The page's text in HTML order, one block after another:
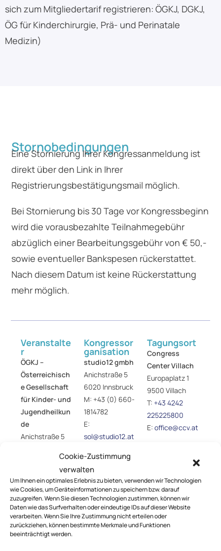
Cookie-Zustimmung
verwalten
Um Ihnen ein optimales Erlebnis zu bieten, verwenden wir Technologien
wie Cookies, um Geräteinformationen zu speichern bzw. darauf
zuzugreifen. Wenn Sie diesen Technologien zustimmen, können wir
Daten wie das Surfverhalten oder eindeutige IDs auf dieser Website
verarbeiten. Wenn Sie Ihre Zustimmung nicht erteilen oder
zurückziehen, können bestimmte Merkmale und Funktionen
beeinträchtigt werden.
sich zum Mitgliedertarif registrieren: ÖGKJ, DGKJ,
ÖG für Kinderchirurgie, Prä- und Perinatale
Medizin)
Stornobedingungen
Eine Stornierung Ihrer Kongressanmeldung ist
direkt über den Link in Ihrer
Registrierungsbestätigungsmail möglich.
Bei Stornierung bis 30 Tage vor Kongressbeginn
wird die vorausbezahlte Teilnahmegebühr
abzüglich einer Bearbeitungsgebühr von € 50,-
sowie eventueller Bankspesen rückerstattet.
Nach diesem Datum ist keine Rückerstattung
mehr möglich.
Veranstalte
r
ÖGKJ​ –
Österreichisch
e Gesellschaft
für Kinder- und
Jugendheilkun
de
Anichstraße 5
+43 (0) 512-
E:oegkj@studio
12.at
I:www.paediatri
e.at
Kongressor
ganisation
studio12 gmbh
Anichstraße 5
6020 Innsbruck
M: +43 (0) 660-
1814782
E:
sol@studio12.at
at
Tagungsort
Congress
Center Villach
Europaplatz 1
9500 Villach
T: +43 4242
225225800
E: office@ccv.at